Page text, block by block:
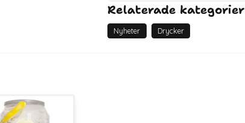
Artikelnummer
EAN
Relaterade kategorier
Nyheter Drycker